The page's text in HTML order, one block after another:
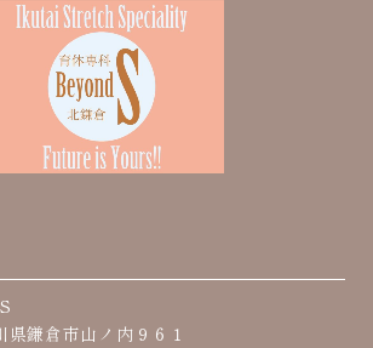
県鎌倉市山ノ内９６１